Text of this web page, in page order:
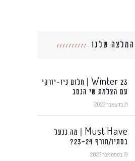
המלצה שלנו
Winter 23 | חלום ניו-יורקי
עם הצלמת שי הנסב
21 בדצמבר 2023
Must Have | מה ננעל
בסתיו/חורף 23-24?
19 בספטמבר 2023